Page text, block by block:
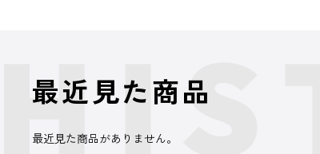
最近見た商品
最近見た商品がありません。